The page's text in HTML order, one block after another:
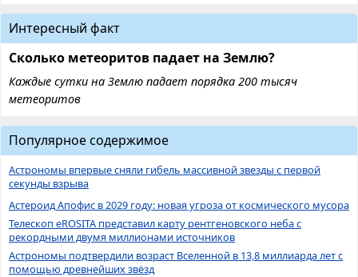
Интересный факт
Сколько метеоритов падает на Землю?
Каждые сутки на Землю падает порядка 200 тысяч
метеоритов
Популярное содержимое
Астрономы впервые сняли гибель массивной звезды с первой
секунды взрыва
Астероид Апофис в 2029 году: новая угроза от космического мусора
Телескоп eROSITA представил карту рентгеновского неба с
рекордными двумя миллионами источников
Астрономы подтвердили возраст Вселенной в 13,8 миллиарда лет с
помощью древнейших звёзд